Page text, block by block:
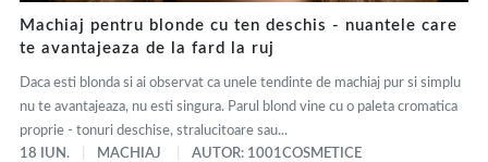
Machiaj pentru blonde cu ten deschis - nuantele care
te avantajeaza de la fard la ruj
Daca esti blonda si ai observat ca unele tendinte de machiaj pur si simplu
nu te avantajeaza, nu esti singura. Parul blond vine cu o paleta cromatica
proprie - tonuri deschise, stralucitoare sau...
18 IUN.
MACHIAJ AUTOR: 1001COSMETICE